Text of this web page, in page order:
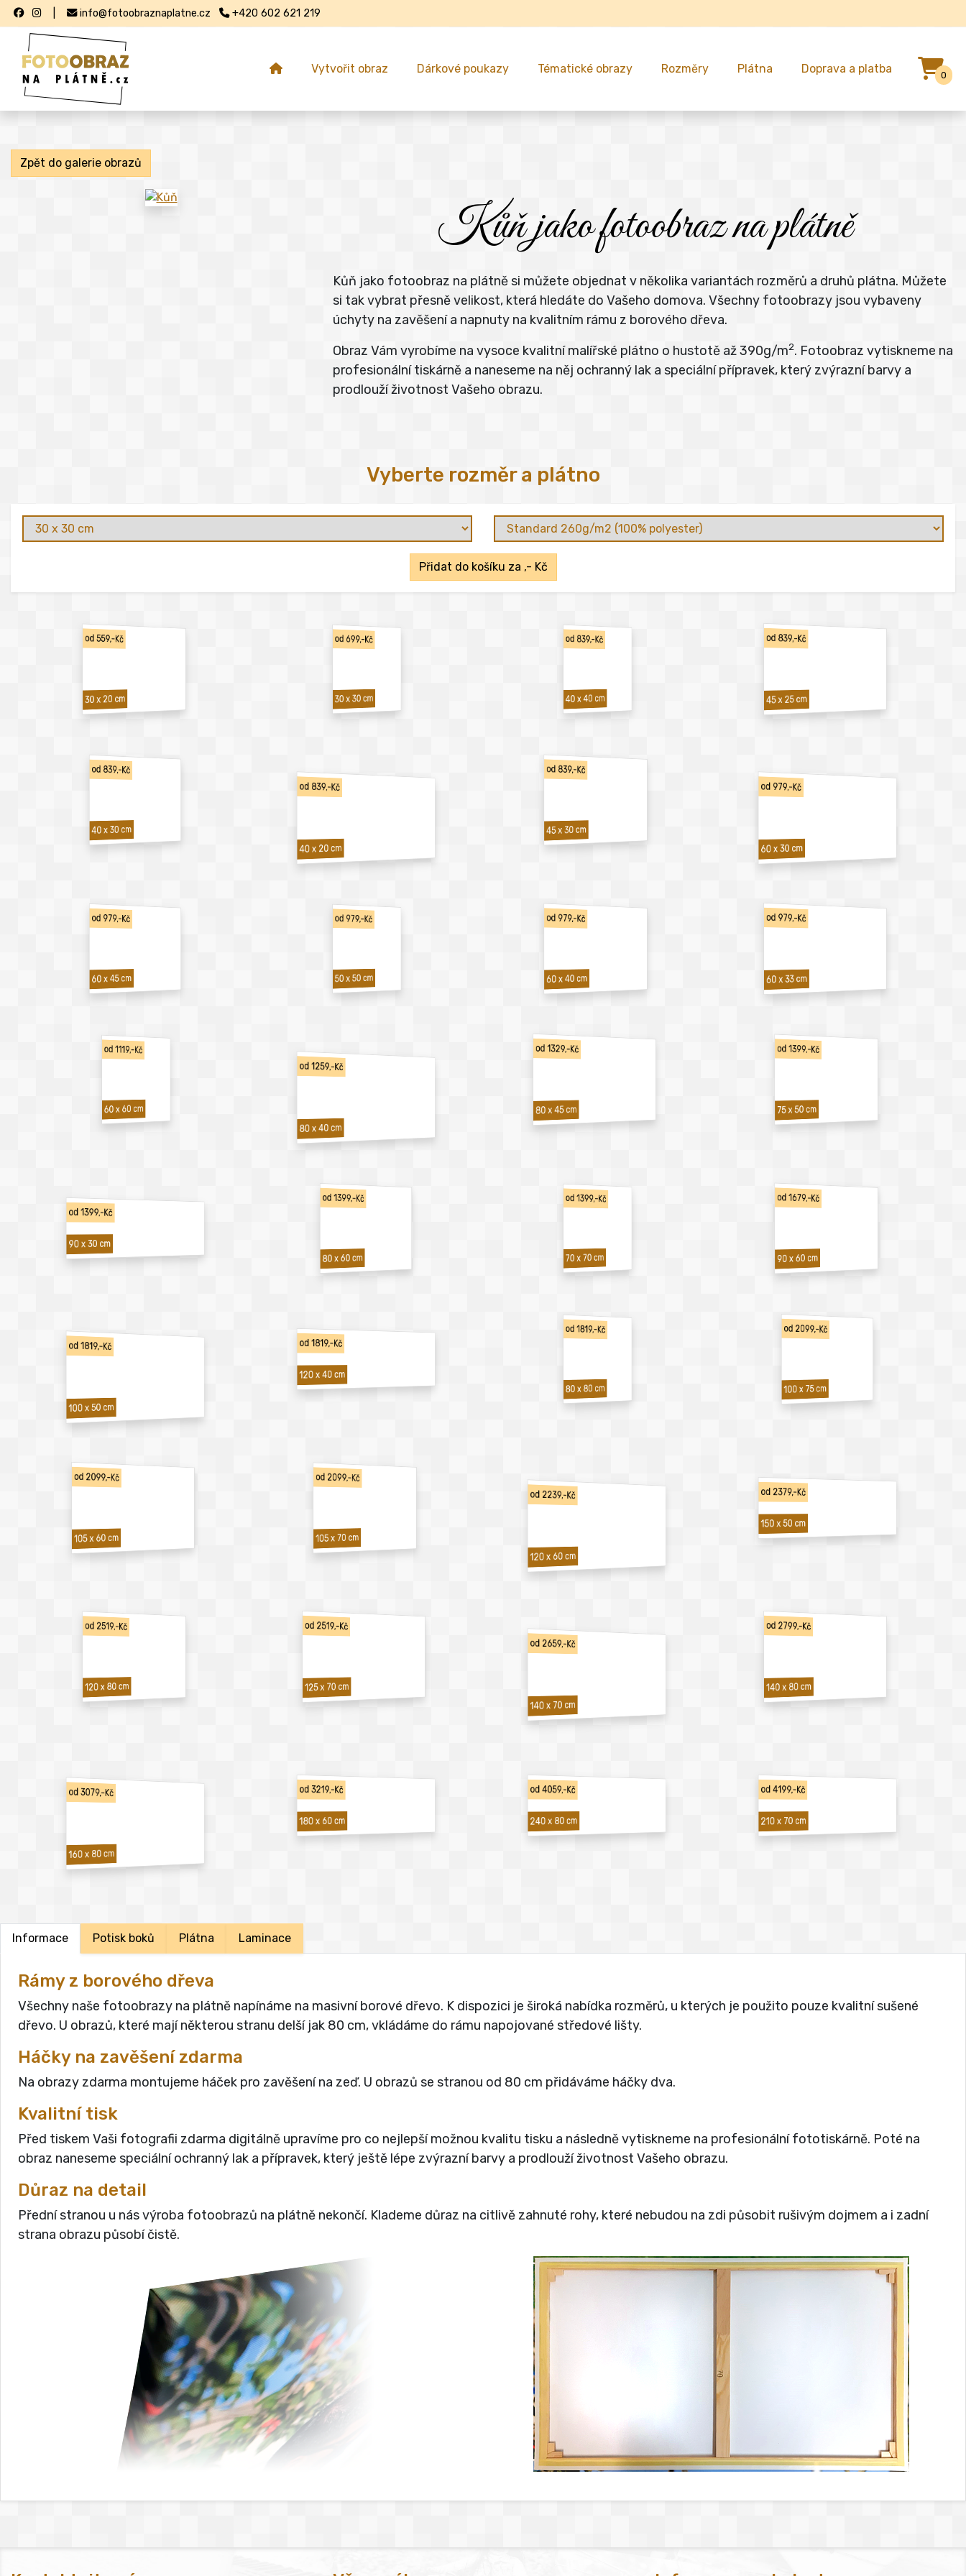
info@fotoobraznaplatne.cz +420 602 621 219
Vytvořit obraz Dárkové poukazy Tématické obrazy Rozměry Plátna Doprava a platba 0
Zpět do galerie obrazů
Kůň jako fotoobraz na plátně
Kůň jako fotoobraz na plátně si můžete objednat v několika variantách rozměrů a druhů plátna. Můžete
si tak vybrat přesně velikost, která hledáte do Vašeho domova. Všechny fotoobrazy jsou vybaveny
úchyty na zavěšení a napnuty na kvalitním rámu z borového dřeva.
Obraz Vám vyrobíme na vysoce kvalitní malířské plátno o hustotě až 390g/m2. Fotoobraz vytiskneme na
profesionální tiskárně a naneseme na něj ochranný lak a speciální přípravek, který zvýrazní barvy a
prodlouží životnost Vašeho obrazu.
Vyberte rozměr a plátno
Přidat do košíku za ,- Kč
od 559,-Kč
30 x 20 cm
od 699,-Kč
30 x 30 cm
od 839,-Kč
40 x 40 cm
od 839,-Kč
45 x 25 cm
od 839,-Kč
40 x 30 cm
od 839,-Kč
40 x 20 cm
od 839,-Kč
45 x 30 cm
od 979,-Kč
60 x 30 cm
od 979,-Kč
60 x 45 cm
od 979,-Kč
50 x 50 cm
od 979,-Kč
60 x 40 cm
od 979,-Kč
60 x 33 cm
od 1119,-Kč
60 x 60 cm
od 1259,-Kč
80 x 40 cm
od 1329,-Kč
80 x 45 cm
od 1399,-Kč
75 x 50 cm
od 1399,-Kč
90 x 30 cm
od 1399,-Kč
80 x 60 cm
od 1399,-Kč
70 x 70 cm
od 1679,-Kč
90 x 60 cm
od 1819,-Kč
100 x 50 cm
od 1819,-Kč
120 x 40 cm
od 1819,-Kč
80 x 80 cm
od 2099,-Kč
100 x 75 cm
od 2099,-Kč
105 x 60 cm
od 2099,-Kč
105 x 70 cm
od 2239,-Kč
120 x 60 cm
od 2379,-Kč
150 x 50 cm
od 2519,-Kč
120 x 80 cm
od 2519,-Kč
125 x 70 cm
od 2659,-Kč
140 x 70 cm
od 2799,-Kč
140 x 80 cm
od 3079,-Kč
160 x 80 cm
od 3219,-Kč
180 x 60 cm
od 4059,-Kč
240 x 80 cm
od 4199,-Kč
210 x 70 cm
Informace Potisk boků Plátna Laminace
Rámy z borového dřeva
Všechny naše fotoobrazy na plátně napínáme na masivní borové dřevo. K dispozici je široká nabídka rozměrů, u kterých je použito pouze kvalitní sušené
dřevo. U obrazů, které mají některou stranu delší jak 80 cm, vkládáme do rámu napojované středové lišty.
Háčky na zavěšení zdarma
Na obrazy zdarma montujeme háček pro zavěšení na zeď. U obrazů se stranou od 80 cm přidáváme háčky dva.
Kvalitní tisk
Před tiskem Vaši fotografii zdarma digitálně upravíme pro co nejlepší možnou kvalitu tisku a následně vytiskneme na profesionální fototiskárně. Poté na
obraz naneseme speciální ochranný lak a přípravek, který ještě lépe zvýrazní barvy a prodlouží životnost Vašeho obrazu.
Důraz na detail
Přední stranou u nás výroba fotoobrazů na plátně nekončí. Klademe důraz na citlivě zahnuté rohy, které nebudou na zdi působit rušivým dojmem a i zadní
strana obrazu působí čistě.